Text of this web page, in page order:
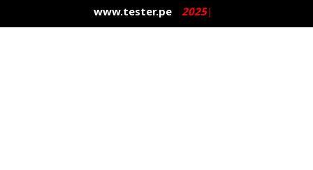
e
b
o
t
a
g
t
u
b
e
l
o
www.tester.pe 2025|